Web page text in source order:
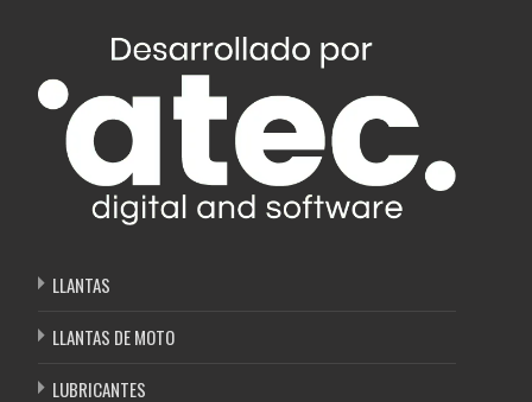
LLANTAS
LLANTAS DE MOTO
LUBRICANTES